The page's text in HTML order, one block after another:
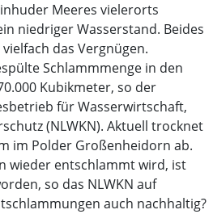
Meeres vielerorts
niedriger Wasserstand. Beides
das Vergnügen.
Schlammmenge in den
Kubikmeter, so der
für Wasserwirtschaft,
(NLWKN). Aktuell trocknet
im Polder Großenheidorn ab.
wieder entschlammt wird, ist
so das NLWKN auf
auch nachhaltig?